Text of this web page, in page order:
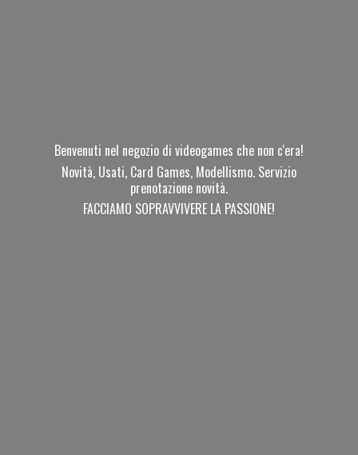
Benvenuti nel negozio di videogames che non c'era!
Novità, Usati, Card Games, Modellismo. Servizio
prenotazione novità.
FACCIAMO SOPRAVVIVERE LA PASSIONE!